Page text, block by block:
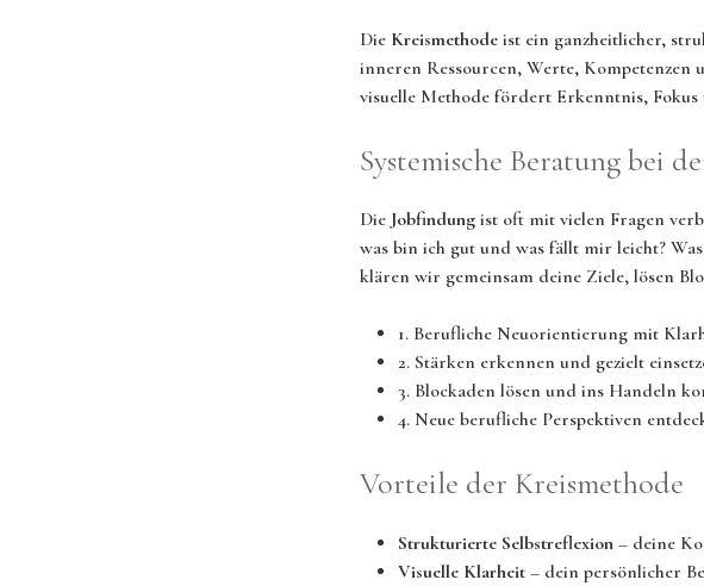
Die Kreismethode ist ein ganzheitlicher,
inneren Ressourcen, Werte, Kompetenzen
visuelle Methode fördert Erkenntnis,
Systemische Beratung bei
Die Jobfindung ist oft mit vielen Fragen
was bin ich gut und was fällt mir leicht?
klären wir gemeinsam deine Ziele, lösen
1. Berufliche Neuorientierung mit
2. Stärken erkennen und gezielt
3. Blockaden lösen und ins Handeln
4. Neue berufliche Perspektiven
Vorteile der Kreismethode
Strukturierte Selbstreflexion – deine
Visuelle Klarheit – dein persönlicher